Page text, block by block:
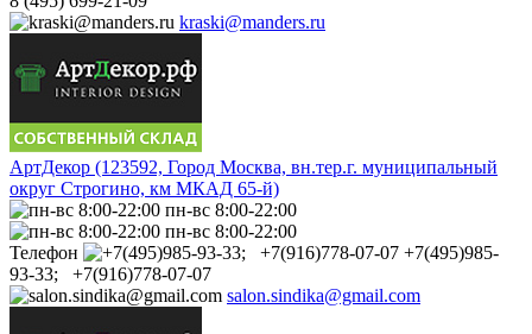
kraski@manders.ru
АртДекор (123592, Город Москва, вн.тер.г. муниципальный
округ Строгино, км МКАД 65-й)
пн-вс 8:00-22:00
пн-вс 8:00-22:00
Телефон
+7(495)985-
93-33; +7(916)778-07-07
salon.sindika@gmail.com